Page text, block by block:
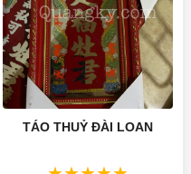
TÁO THUỶ ĐÀI LOAN